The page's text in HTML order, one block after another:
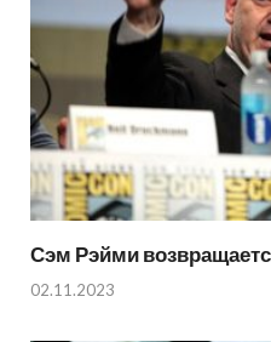
Сэм Рэйми
02.11.2023